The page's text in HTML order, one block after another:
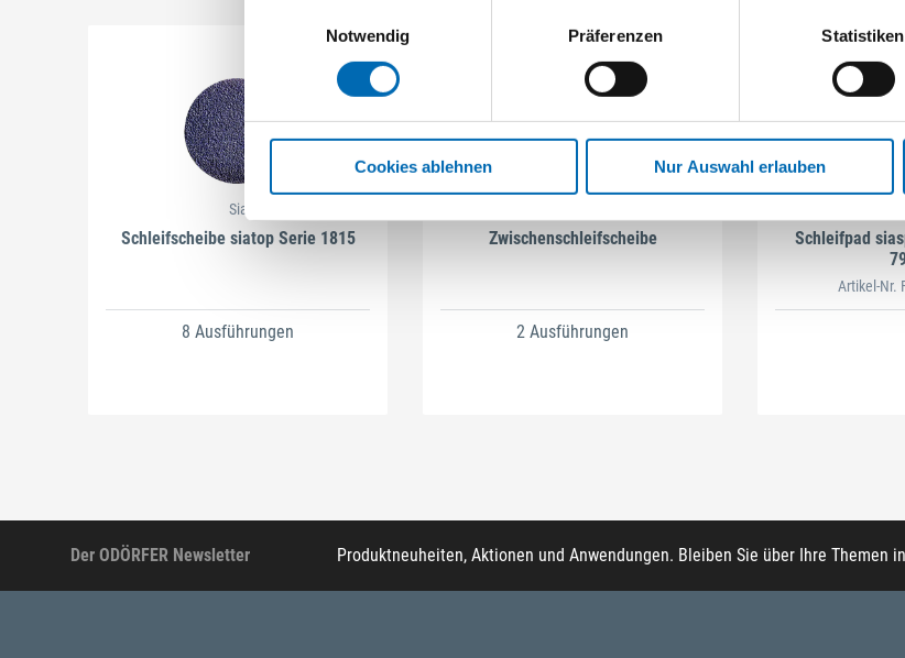
Notwendig
Präferenzen Statistiken
Cookies ablehnen Nur Auswahl erlauben
Sia
Schleifscheibe siatop Serie 1815
8 Ausführungen
Zwischenschleifscheibe
2 Ausführungen
Schleifpad
Artikel-Nr.
Der ODÖRFER Newsletter Produktneuheiten, Aktionen und Anwendungen. Bleiben Sie über Ihre Themen